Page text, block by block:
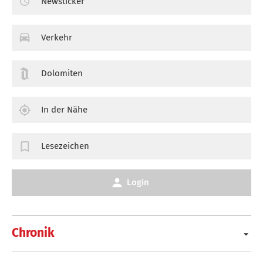
Chronik
Verkehr
Dolomiten
In der Nähe
Lesezeichen
Login